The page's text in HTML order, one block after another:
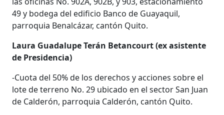
49 y bodega del edificio Banco de Guayaquil,
parroquia Benalcázar, cantón Quito.
Laura Guadalupe Terán Betancourt (ex asistente
de Presidencia)
-Cuota del 50% de los derechos y acciones sobre el
lote de terreno No. 29 ubicado en el sector San Juan
de Calderón, parroquia Calderón, cantón Quito.